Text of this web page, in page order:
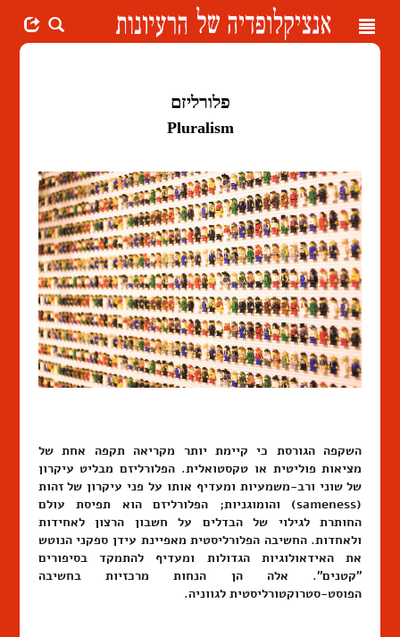
Toggle
פלורליזם
Pluralism
השקפה הגורסת כי קיימת יותר מקריאה תקפה אחת של
מציאות פוליטית או טקסטואלית. הפלורליזם מבליט עיקרון
של שוני ורב-משמעיות ומעדיף אותו על פני עיקרון של זהות
(sameness) והומוגניות; הפלורליזם הוא תפיסת עולם
החותרת לגילוי של הבדלים על חשבון הרצון לאחידות
ולאחדות. החשיבה הפלורליסטית מאפיינת עידן ספקני הנוטש
את האידאולוגיות הגדולות ומעדיף להתמקד בסיפורים
"קטנים". אלה הן הנחות מרכזיות בחשיבה
הפוסט-סטרוקטורליסטית לגווניה.